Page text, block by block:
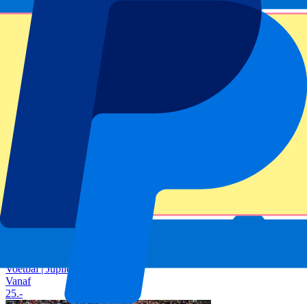
Voetbal | Jupiler Pro League
Vanaf
25.-